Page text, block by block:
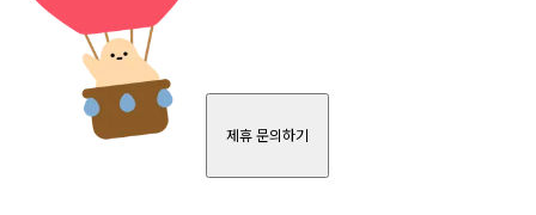
제휴 문의하기